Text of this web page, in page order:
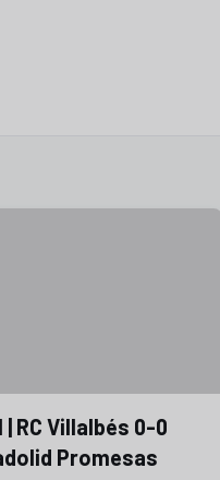
| RC Villalbés 0-0
Promesas